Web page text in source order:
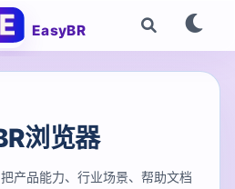
EasyBR
浏览器
产品能力、行业场景、帮助文档